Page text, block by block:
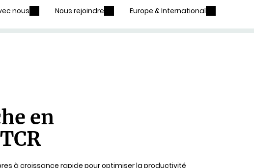
nous Nous rejoindre Europe & International
en
à croissance rapide pour optimiser la productivité